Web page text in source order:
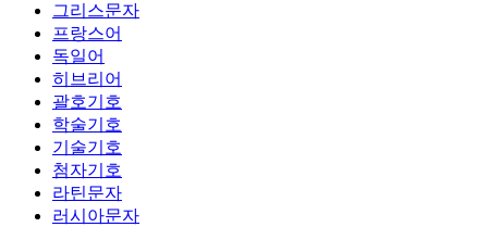
그리스문자
프랑스어
독일어
히브리어
괄호기호
학술기호
기술기호
첨자기호
라틴문자
러시아문자